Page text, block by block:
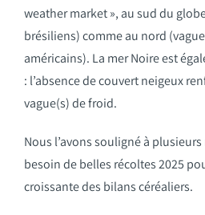
weather market », au sud du
brésiliens) comme au nord
américains). La mer Noire est
: l’absence de couvert neigeux
vague(s) de froid.
Nous l’avons souligné à
besoin de belles récoltes 2025
croissante des bilans céréaliers.